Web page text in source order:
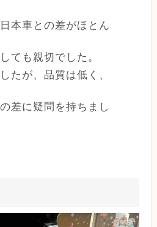
本車との差がほとん
ても親切でした。
たが、品質は低く、
差に疑問を持ちまし